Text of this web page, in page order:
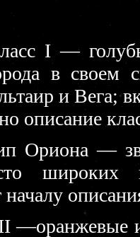
I —
в своем
и Вега;
описание
Ориона —
началу
и